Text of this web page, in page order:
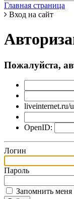
Главная страница
Вход на сайт
Пожалуйста,
liveinternet.ru/
OpenID:
Логин
Пароль
Запомнить